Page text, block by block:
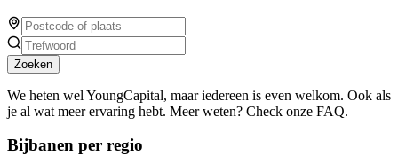
Zoeken
We heten wel YoungCapital, maar iedereen is even welkom. Ook als
je al wat meer ervaring hebt. Meer weten? Check onze FAQ.
Bijbanen per regio